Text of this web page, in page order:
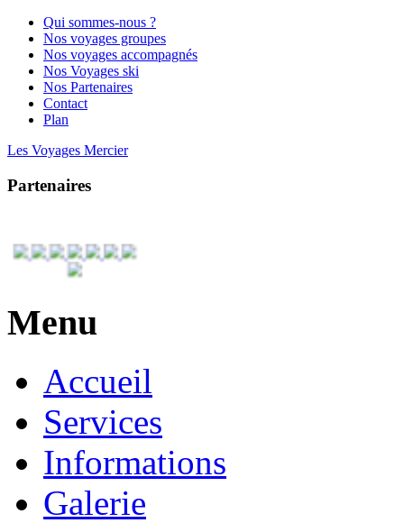
Qui sommes-nous ?
Nos voyages groupes
Nos voyages accompagnés
Nos Voyages ski
Nos Partenaires
Contact
Plan
Les Voyages Mercier
Partenaires
Menu
Accueil
Services
Informations
Galerie